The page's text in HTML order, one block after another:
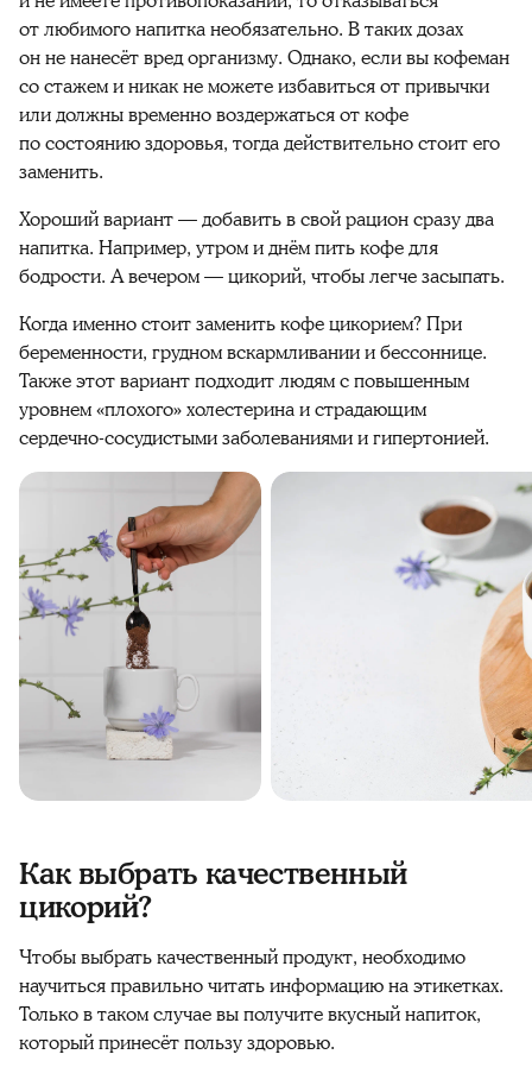
от любимого напитка необязательно. В таких дозах
он не нанесёт вред организму. Однако, если вы кофеман
со стажем и никак не можете избавиться от привычки
или должны временно воздержаться от кофе
по состоянию здоровья, тогда действительно стоит его
заменить.
Хороший вариант — добавить в свой рацион сразу два
напитка. Например, утром и днём пить кофе для
бодрости. А вечером — цикорий, чтобы легче засыпать.
Когда именно стоит заменить кофе цикорием? При
беременности, грудном вскармливании и бессоннице.
Также этот вариант подходит людям с повышенным
уровнем «плохого» холестерина и страдающим
сердечно-сосудистыми заболеваниями и гипертонией.
Как выбрать качественный
цикорий?
Чтобы выбрать качественный продукт, необходимо
научиться правильно читать информацию на этикетках.
Только в таком случае вы получите вкусный напиток,
который принесёт пользу здоровью.